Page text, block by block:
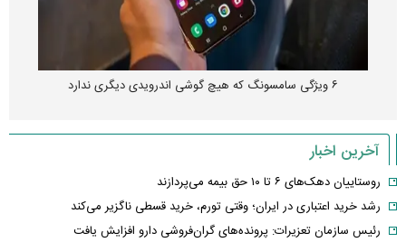
۶ ویژگی سامسونگ که هیچ گوشی اندرویدی دیگری ندارد
آخرین اخبار
روستاییان دهک‌های ۶ تا ۱۰ حق بیمه می‌پردازند
رشد خرید اعتباری در ایران؛ وقتی تورم، خرید قسطی ناگزیر می‌کند
رئیس سازمان تعزیرات: پرونده‌های گران‌فروشی دارو افزایش یافت